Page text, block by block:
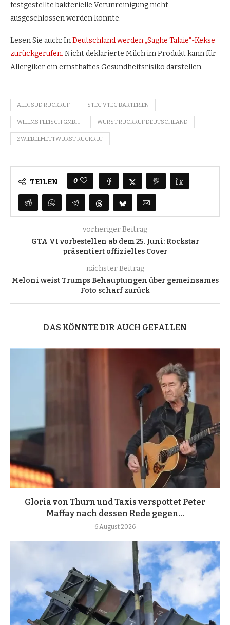
festgestellte bakterielle Verunreinigung nicht
ausgeschlossen werden konnte.
Lesen Sie auch: InDeutschland werden „Saghe Talaie“-Kekse
zurückgerufen. Nicht deklarierte Milch im Produkt kann für
Allergiker ein ernsthaftes Gesundheitsrisiko darstellen.
ALDI SÜD RÜCKRUF STEC VTEC BAKTERIEN
WILLMS FLEISCH GMBH WURST RÜCKRUF DEUTSCHLAND
ZWIEBELMETTWURST RÜCKRUF
TEILEN 0
vorheriger Beitrag
GTA VI vorbestellen ab dem 25. Juni: Rockstar
präsentiert offizielles Cover
nächster Beitrag
Meloni weist Trumps Behauptungen über gemeinsames
Foto scharf zurück
DAS KÖNNTE DIR AUCH GEFALLEN
Gloria von Thurn und Taxis verspottet Peter
Maffay nach dessen Rede gegen...
6 August 2026